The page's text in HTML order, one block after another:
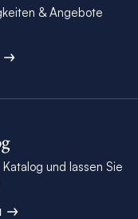
& Angebote
und lassen Sie